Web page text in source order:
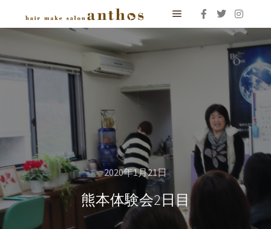
メインメニュー
2020年1月21日
熊本体験会2日目